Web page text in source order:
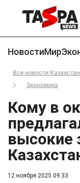
НовостиМир
Все новости
Экономика
12 ноября 2025 09:33
Кому в
высокие